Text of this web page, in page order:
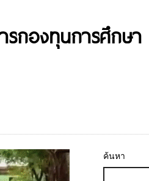
รกองทุนการศึกษ
ค้นหา